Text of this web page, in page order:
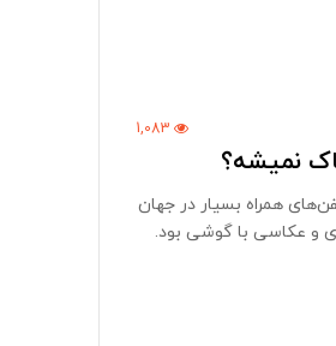
1,083
نمیشه؟
همراه بسیار در جهان
و عکاسی با گوشی بود.